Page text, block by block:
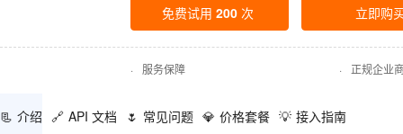
免费试用 200 次 立即购
· 服务保障 · 正规企业
📃 介绍 🔗 API 文档 🌷 常见问题 💎 价格套餐 💡 接入指南